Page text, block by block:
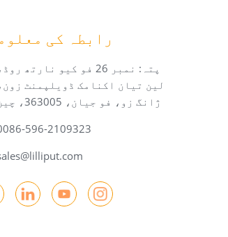
رابطہ کی
پتہ: نمبر 26 فو کیو نارتھ
لین تیان اکنامک ڈویلپمنٹ
ژانگ زو، فو جیان، 363005، چین
596-2109323